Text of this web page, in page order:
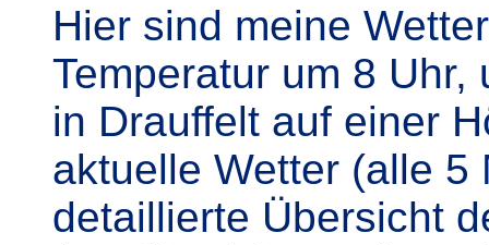
Hier sind meine
Temperatur um 8
in Drauffelt auf einer
aktuelle Wetter (alle 5
detaillierte Übersicht